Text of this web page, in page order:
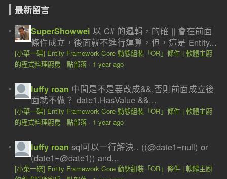
最新留言
SuperShowwei 以 C# 的邏輯，的確 || 會在前面
條件成立，後面就不進行運算，但，這是 Entity...
[小菜一碟] Entity Framework Core 動態組裝「OR」條件 | 軟體主廚
的程式料理廚房 - 點部落· 1 year ago
luffy roan 中間是不是要改成&&,否則前面成立後
面就不做？ date1.HasValue &&...
[小菜一碟] Entity Framework Core 動態組裝「OR」條件 | 軟體主廚
的程式料理廚房 - 點部落· 1 year ago
luffy roan sql可以一行解決.. ((@date1=null) or
(date1=@date1)) and...
[小菜一碟] Entity Framework Core 動態組裝「OR」條件 | 軟體主廚